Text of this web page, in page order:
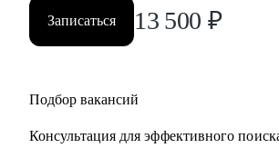
Записаться 13 500 ₽
Подбор вакансий
Консультация для эффективного